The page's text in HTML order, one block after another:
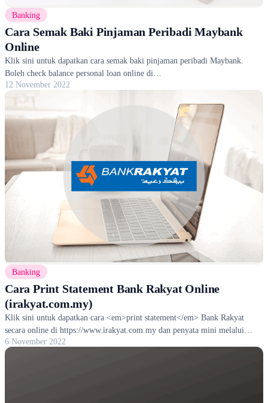
Banking
Cara Semak Baki Pinjaman Peribadi Maybank
Online
Klik sini untuk dapatkan cara semak baki pinjaman peribadi Maybank.
Boleh check balance personal loan online di
https://www.maybank2u.com.my
12 November 2022
Banking
Cara Print Statement Bank Rakyat Online
(irakyat.com.my)
Klik sini untuk dapatkan cara <em>print statement</em> Bank Rakyat
secara online di https://www.irakyat.com.my dan penyata mini melalui
ATM
6 November 2022